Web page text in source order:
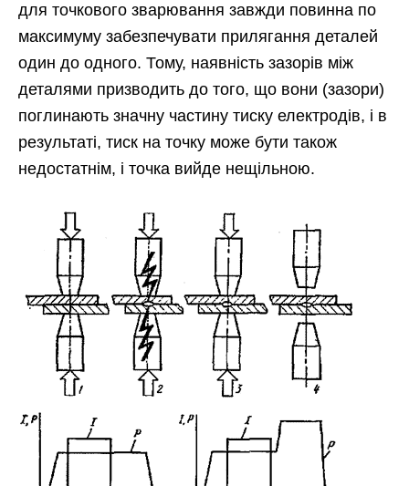
для точкового зварювання завжди повинна по
максимуму забезпечувати прилягання деталей
один до одного. Тому, наявність зазорів між
деталями призводить до того, що вони (зазори)
поглинають значну частину тиску електродів, і в
результаті, тиск на точку може бути також
недостатнім, і точка вийде нещільною.